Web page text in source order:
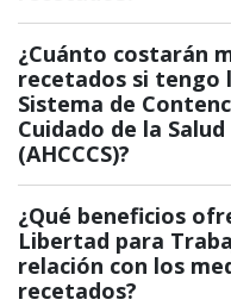
¿Cuánto costarán
recetados si tengo
Sistema de
Cuidado de la
(AHCCCS)?
¿Qué beneficios
Libertad para
relación con los
recetados?